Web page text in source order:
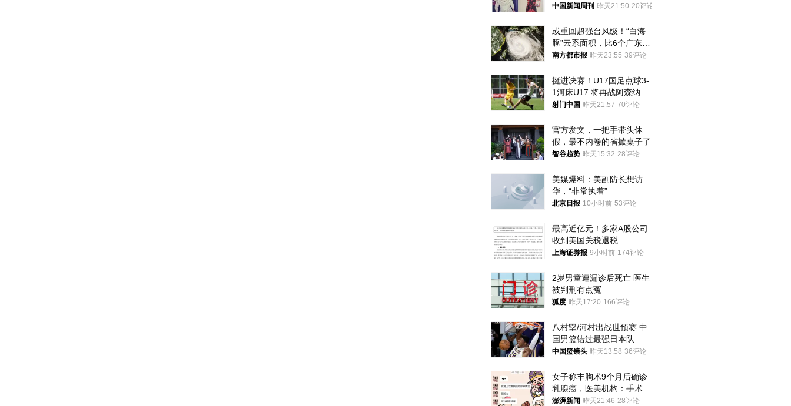
中国新闻周刊 昨天21:50 20评论
或重回超强台风级！“白海
豚”云系面积，比6个广东还
大！深圳官方：注意这件事
南方都市报 昨天23:55 39评论
挺进决赛！U17国足点球3-
1河床U17 将再战阿森纳
射门中国 昨天21:57 70评论
官方发文，一把手带头休
假，最不内卷的省掀桌子了
智谷趋势 昨天15:32 28评论
美媒爆料：美副防长想访
华，“非常执着”
北京日报 10小时前 53评论
最高近亿元！多家A股公司
收到美国关税退税
上海证券报 9小时前 174评论
2岁男童遭漏诊后死亡 医生
被判刑有点冤
狐度 昨天17:20 166评论
八村塁/河村出战世预赛 中
国男篮错过最强日本队
中国篮镜头 昨天13:58 36评论
女子称丰胸术9个月后确诊
乳腺癌，医美机构：手术不
可能引发癌症，建议走司法
澎湃新闻 昨天21:46 28评论